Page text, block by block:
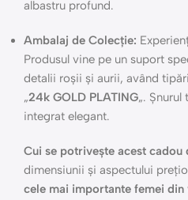
albastru profund.
Ambalaj de Colecție:
Produsul vine pe un suport
detalii roșii și aurii, având
„24k GOLD PLATING„.
integrat elegant.
Cui se potrivește acest cadou
dimensiunii și aspectului
cele mai importante femei din